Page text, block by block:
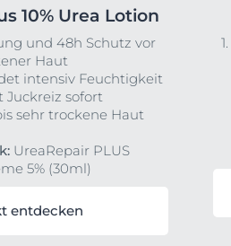
10% Urea Lotion
und 48h Schutz vor
Haut
intensiv Feuchtigkeit
Juckreiz sofort
sehr trockene Haut
UreaRepair PLUS
5% (30ml)
entdecken